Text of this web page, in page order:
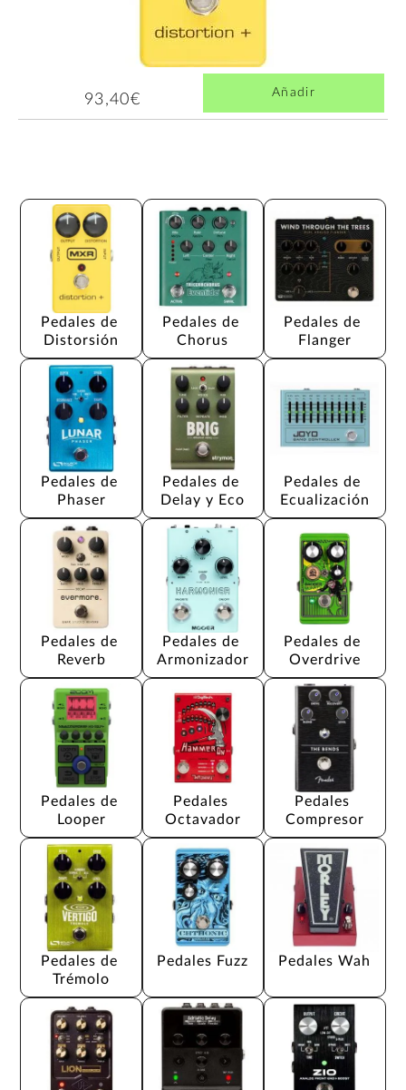
93,40€ Añadir
Pedales de
Distorsión
Pedales de
Chorus
Pedales de
Flanger
Pedales de
Phaser
Pedales de
Delay y Eco
Pedales de
Ecualización
Pedales de
Reverb
Pedales de
Armonizador
Pedales de
Overdrive
Pedales de
Looper
Pedales
Octavador
Pedales
Compresor
Pedales de
Trémolo
Pedales Fuzz Pedales Wah